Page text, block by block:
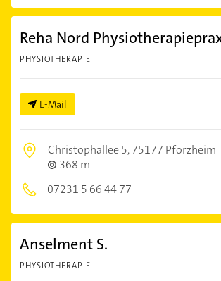
Reha Nord
PHYSIOTHERAPIE
E-Mail
Christophallee 5,75177 Pforzheim
368 m
07231 5 66 44 77
Anselment S.
PHYSIOTHERAPIE